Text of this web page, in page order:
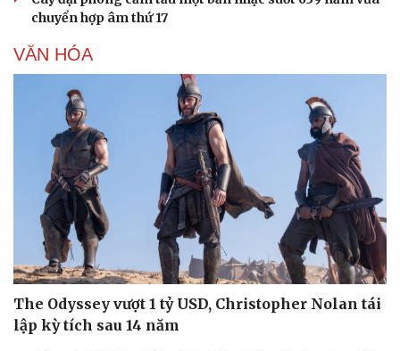
Thông tin doanh nghiệp
Doanh nghiệp 24h
Doanh nhân
Vì cộng đồng
Tin Công nghệ
Trải nghiệm
Chuyển đổi số
chuyển hợp âm thứ 17
VĂN HÓA
The Odyssey vượt 1 tỷ USD, Christopher Nolan tái
lập kỳ tích sau 14 năm